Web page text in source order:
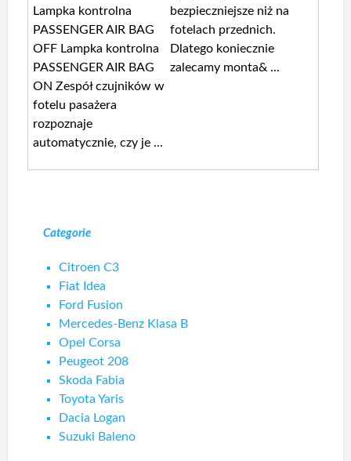
Lampka kontrolna
PASSENGER AIR BAG
OFF Lampka kontrolna
PASSENGER AIR BAG
ON Zespół czujników w
fotelu pasażera
rozpoznaje
automatycznie, czy je ...
bezpieczniejsze niż na
fotelach przednich.
Dlatego koniecznie
zalecamy monta& ...
Categorie
Citroen C3
Fiat Idea
Ford Fusion
Mercedes-Benz Klasa B
Opel Corsa
Peugeot 208
Skoda Fabia
Toyota Yaris
Dacia Logan
Suzuki Baleno